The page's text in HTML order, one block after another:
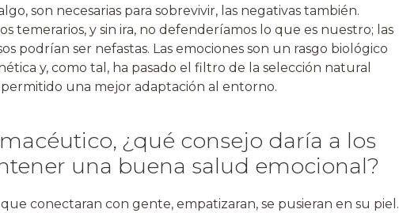
son necesarias para sobrevivir, las negativas también.
temerarios, y sin ira, no defenderíamos lo que es nuestro; las
podrían ser nefastas. Las emociones son un rasgo biológico
y, como tal, ha pasado el filtro de la selección natural
una mejor adaptación al entorno.
¿qué consejo daría a los
una buena salud emocional?
conectaran con gente, empatizaran, se pusieran en su piel.